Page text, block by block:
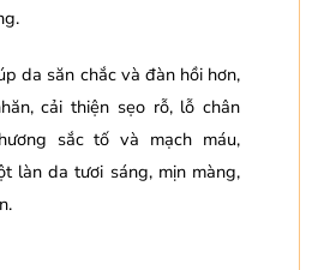
da săn chắc và đàn hồi hơn,
cải thiện sẹo rỗ, lỗ chân
sắc tố và mạch máu,
làn da tươi sáng, mịn màng,